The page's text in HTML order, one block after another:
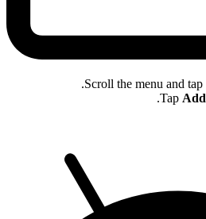
Scroll the menu and tap
.
Tap Add